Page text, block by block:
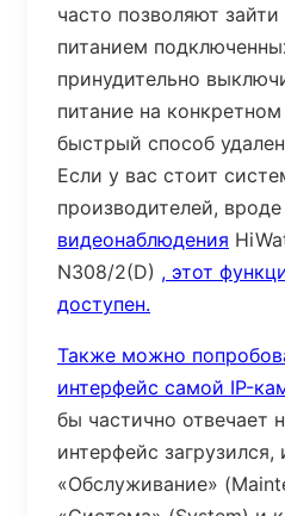
часто позволяют
питанием
принудительно
питание на
быстрый способ
Если у вас стоит
производителей, вроде
видеонаблюдения
N308/2(D) , этот
доступен.
Также можно
интерфейс самой IP-
бы частично отвечает
интерфейс
«Обслуживание»